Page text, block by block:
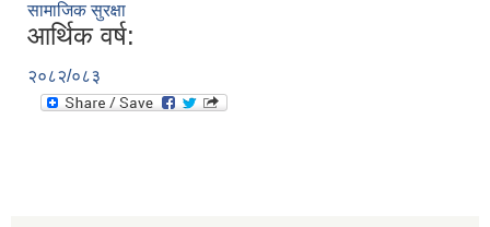
सामाजिक सुरक्षा
आर्थिक वर्ष:
२०८२/०८३